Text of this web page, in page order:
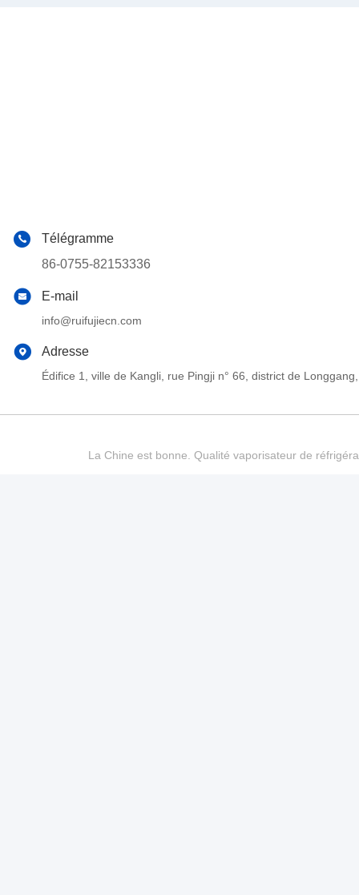
Télégramme
86-0755-82153336
E-mail
info@ruifujiecn.com
Adresse
Édifice 1, ville de Kangli, rue Pingji n° 66, district de
La Chine est bonne. Qualité vaporisateur de